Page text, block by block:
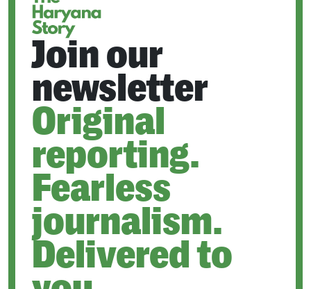
Join our
newsletter
Original
reporting.
Fearless
journalism.
Delivered to